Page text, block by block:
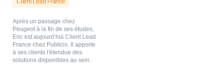
Après un passage chez
Peugeot à la fin de ses études,
Eric est aujourd’hui Client Lead
France chez Publicis. Il apporte
à ses clients l'étendue des
solutions disponibles au sein
Client Lead France